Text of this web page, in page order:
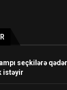
seçkilərə
istəyir